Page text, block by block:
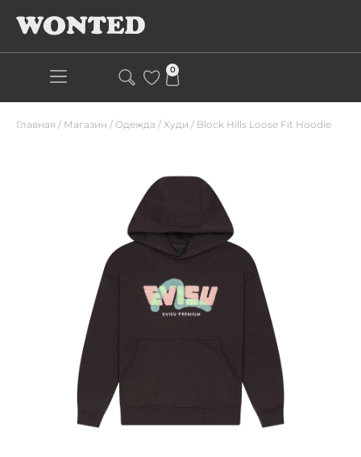
0
Главная / Магазин / Одежда / Худи / Block Hills Loose Fit Hoodie